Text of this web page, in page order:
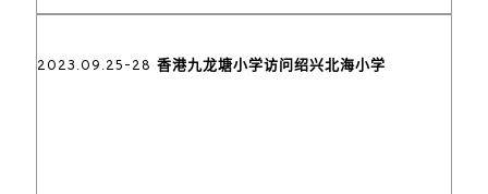
2023.09.25-28 香港九龙塘小学访问绍兴北海小学